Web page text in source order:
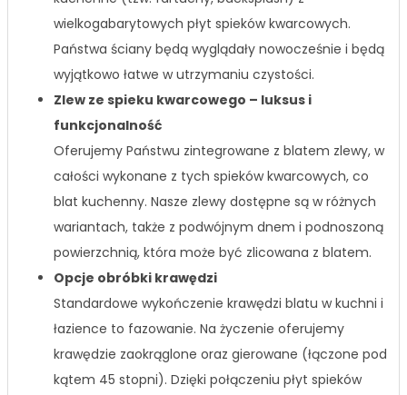
wielkogabarytowych płyt spieków kwarcowych.
Państwa ściany będą wyglądały nowocześnie i będą
wyjątkowo łatwe w utrzymaniu czystości.
Zlew ze spieku kwarcowego – luksus i
funkcjonalność
Oferujemy Państwu zintegrowane z blatem zlewy, w
całości wykonane z tych spieków kwarcowych, co
blat kuchenny. Nasze zlewy dostępne są w różnych
wariantach, także z podwójnym dnem i podnoszoną
powierzchnią, która może być zlicowana z blatem.
Opcje obróbki krawędzi
Standardowe wykończenie krawędzi blatu w kuchni i
łazience to fazowanie. Na życzenie oferujemy
krawędzie zaokrąglone oraz gierowane (łączone pod
kątem 45 stopni). Dzięki połączeniu płyt spieków